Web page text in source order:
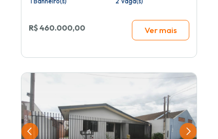
R$ 460.000,00 Ver mais